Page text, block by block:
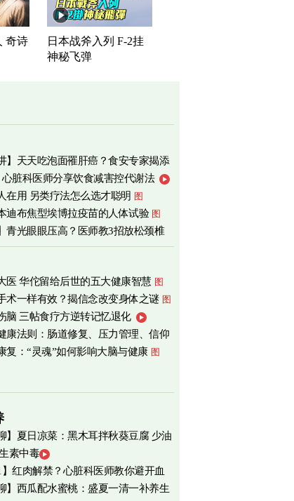
奇诗
日本战斧入列 F-2挂
神秘飞弹
】天天吃泡面罹肝癌？食安专家揭添
心脏科医师分享饮食减害控代谢法
在用 另类疗法怎么选才聪明 图
迪布焦型埃博拉疫苗的人体试验 图
青光眼眼压高？医师教3招放松颈椎
医 华佗留给后世的五大健康智慧 图
术一样有效？揭信念改变身体之谜 图
脑 三帖食疗方逆转记忆退化
康法则：肠道修复、压力管理、信仰
复：“灵魂”如何影响大脑与健康 图
】夏日凉菜：黑木耳拌秋葵豆腐 少油
图
素中毒
红肉解禁？心脏科医师教你避开血
】西瓜配水蜜桃：盛夏一清一补养生